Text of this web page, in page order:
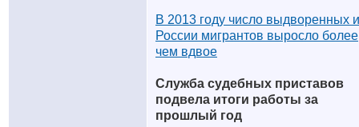
В 2013 году число выдворенных
России мигрантов выросло более
чем вдвое
Служба судебных приставов
подвела итоги работы за
прошлый год